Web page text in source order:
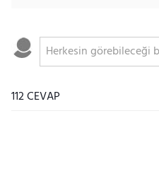
112 CEVAP